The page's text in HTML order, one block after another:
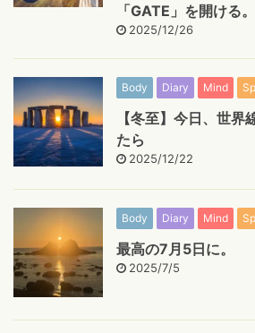
「GATE」を開ける。
2025/12/26
Body Diary Mind
【冬至】今日、世界
たら
2025/12/22
Body Diary Mind
最高の7月5日に。
2025/7/5